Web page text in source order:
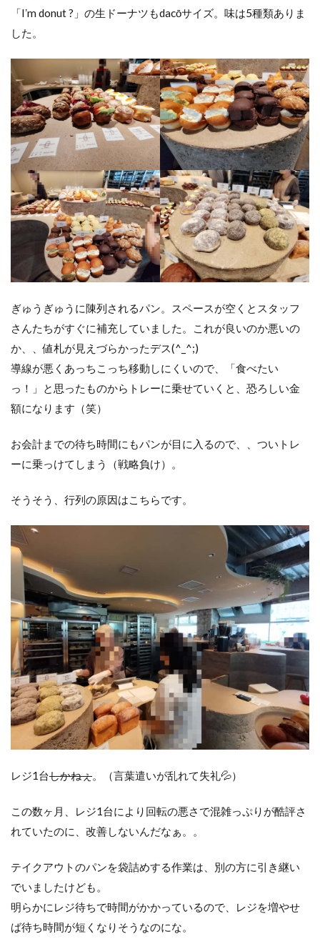
「Iʼm donut ?」の生ドーナツもdacōサイズ。味は5種類ありま
した。
ぎゅうぎゅうに陳列されるパン。スペースが空くとスタッフ
さんたちがすぐに補充していました。これが良いのか悪いの
か、、値札が見えづらかったデス(^_^;)
導線が悪くあっちこっち移動しにくいので、「食べたい
っ！」と思ったものからトレーに乗せていくと、恐ろしい金
額になります（笑）
お会計までの待ち時間にもパンが目に入るので、、ついトレ
ーに乗っけてしまう（戦略負け）。
そうそう、行列の原因はこちらです。
レジ1台しかねぇ 。（言葉遣いが乱れて失礼💦）
この数ヶ月、レジ1台により回転の悪さで混雑っぷりが酷評さ
れていたのに、改善しないんだなぁ。。
テイクアウトのパンを袋詰めする作業は、別の方に引き継い
でいましたけども。
明らかにレジ待ちで時間がかかっているので、レジを増やせ
ば待ち時間が短くなりそうなのにな。